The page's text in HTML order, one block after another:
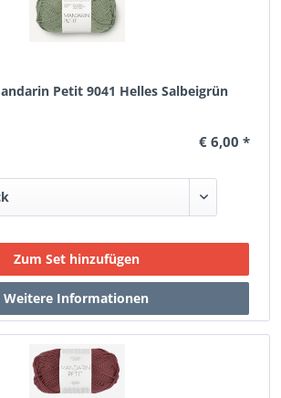
Petit 9041 Helles Salbeigrün
€ 6,00 *